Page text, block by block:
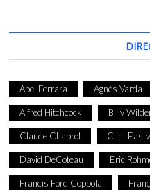
Abel Ferrara Agnès Varda
Alfred Hitchcock Billy
Claude Chabrol Clint
David DeCoteau Eric
Francis Ford Coppola